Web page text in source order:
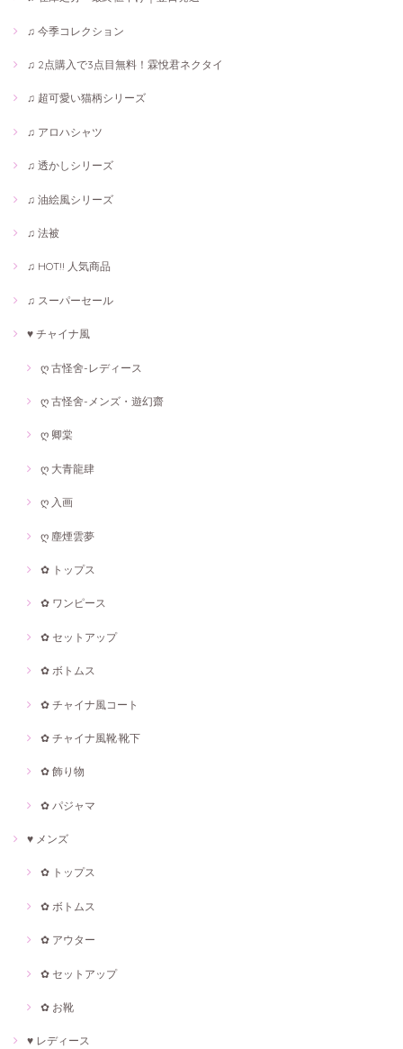
♫ 今季コレクション
♫ 2点購入で3点目無料！霖悅君ネクタイ
♫ 超可愛い猫柄シリーズ
♫ アロハシャツ
♫ 透かしシリーズ
♫ 油絵風シリーズ
♫ 法被
♫ HOT!! 人気商品
♫ スーパーセール
♥ チャイナ風
ღ 古怪舍-レディース
ღ 古怪舍-メンズ・遊幻齋
ღ 卿棠
ღ 大青龍肆
ღ 入画
ღ 塵煙雲夢
✿ トップス
✿ ワンピース
✿ セットアップ
✿ ボトムス
✿ チャイナ風コート
✿ チャイナ風靴·靴下
✿ 飾り物
✿ パジャマ
♥ メンズ
✿ トップス
✿ ボトムス
✿ アウター
✿ セットアップ
✿ お靴
♥ レディース